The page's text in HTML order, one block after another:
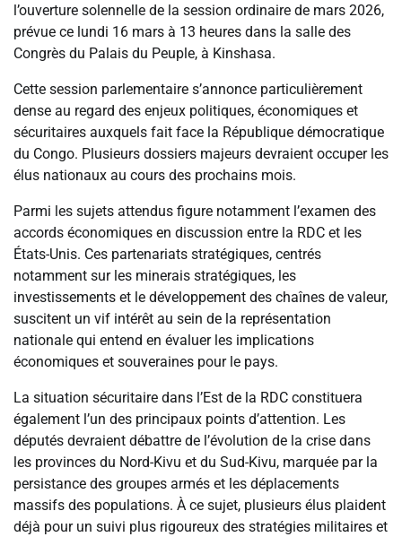
l’ouverture solennelle de la session ordinaire de mars 2026,
prévue ce lundi 16 mars à 13 heures dans la salle des
Congrès du Palais du Peuple, à Kinshasa.
Cette session parlementaire s’annonce particulièrement
dense au regard des enjeux politiques, économiques et
sécuritaires auxquels fait face la République démocratique
du Congo. Plusieurs dossiers majeurs devraient occuper les
élus nationaux au cours des prochains mois.
Parmi les sujets attendus figure notamment l’examen des
accords économiques en discussion entre la RDC et les
États-Unis. Ces partenariats stratégiques, centrés
notamment sur les minerais stratégiques, les
investissements et le développement des chaînes de valeur,
suscitent un vif intérêt au sein de la représentation
nationale qui entend en évaluer les implications
économiques et souveraines pour le pays.
La situation sécuritaire dans l’Est de la RDC constituera
également l’un des principaux points d’attention. Les
députés devraient débattre de l’évolution de la crise dans
les provinces du Nord-Kivu et du Sud-Kivu, marquée par la
persistance des groupes armés et les déplacements
massifs des populations. À ce sujet, plusieurs élus plaident
déjà pour un suivi plus rigoureux des stratégies militaires et